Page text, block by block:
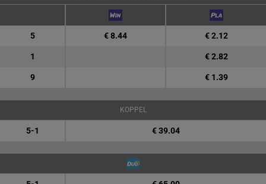
5 € 8.44 € 2.12
1 € 2.82
9 € 1.39
KOPPEL
5-1 € 39.04